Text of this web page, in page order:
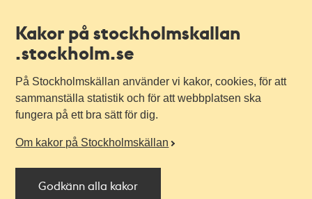
Kakor på stockholmskallan
.stockholm.se
På Stockholmskällan använder vi kakor, cookies, för att
sammanställa statistik och för att webbplatsen ska
fungera på ett bra sätt för dig.
Om kakor på Stockholmskällan
Godkänn alla kakor